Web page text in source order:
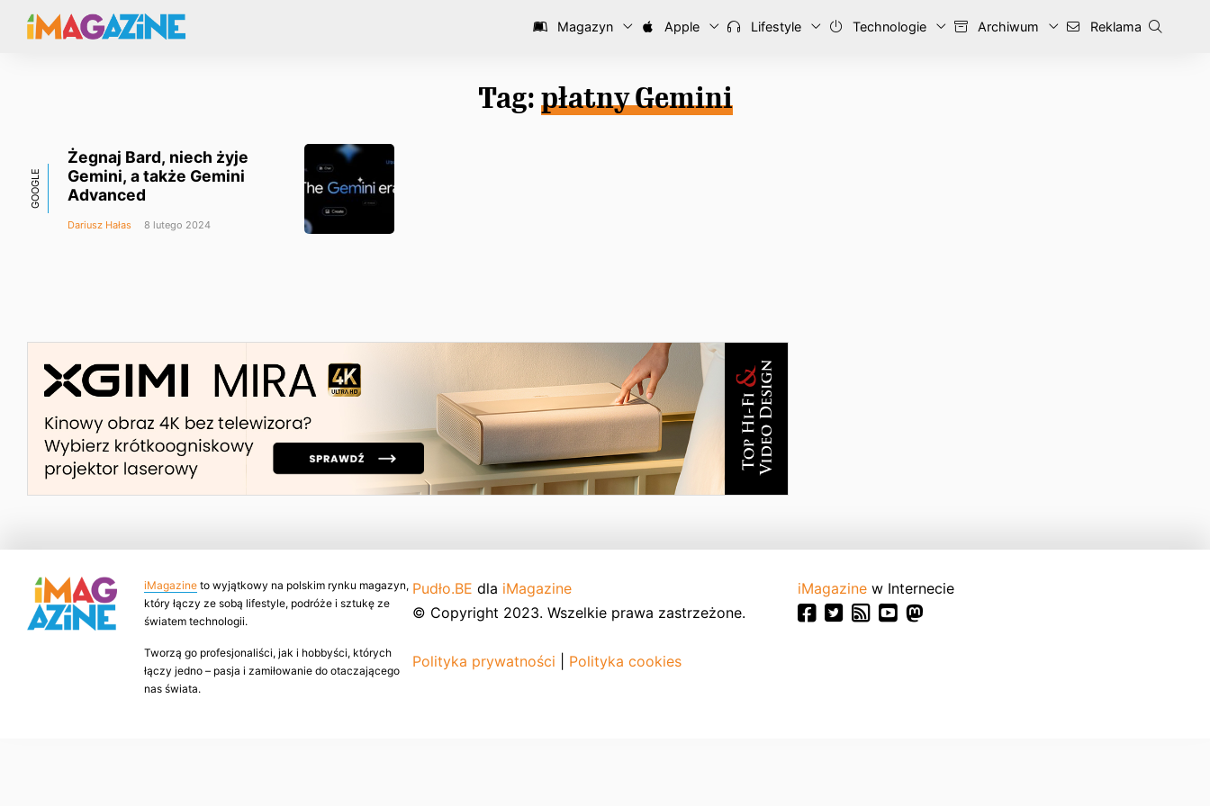
Magazyn Apple Lifestyle Technologie Archiwum Reklama
Tag: płatny Gemini
GOOGLE
Żegnaj Bard, niech żyje
Gemini, a także Gemini
Advanced
Dariusz Hałas 8 lutego 2024
iMagazine to wyjątkowy na polskim rynku magazyn,
który łączy ze sobą lifestyle, podróże i sztukę ze
światem technologii.
Tworzą go profesjonaliści, jak i hobbyści, których
łączy jedno – pasja i zamiłowanie do otaczającego
nas świata.
Pudło.BE dla iMagazine
© Copyright 2023. Wszelkie prawa zastrzeżone.
Polityka prywatności Polityka cookies
iMagazine w Internecie